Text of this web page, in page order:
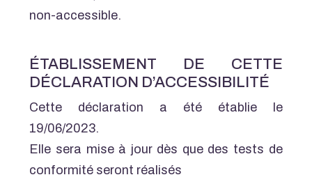
non-accessible.
ÉTABLISSEMENT DE CETTE
DÉCLARATION D’ACCESSIBILITÉ
Cette déclaration a été établie le
19/06/2023.
Elle sera mise à jour dès que des tests de
conformité seront réalisés